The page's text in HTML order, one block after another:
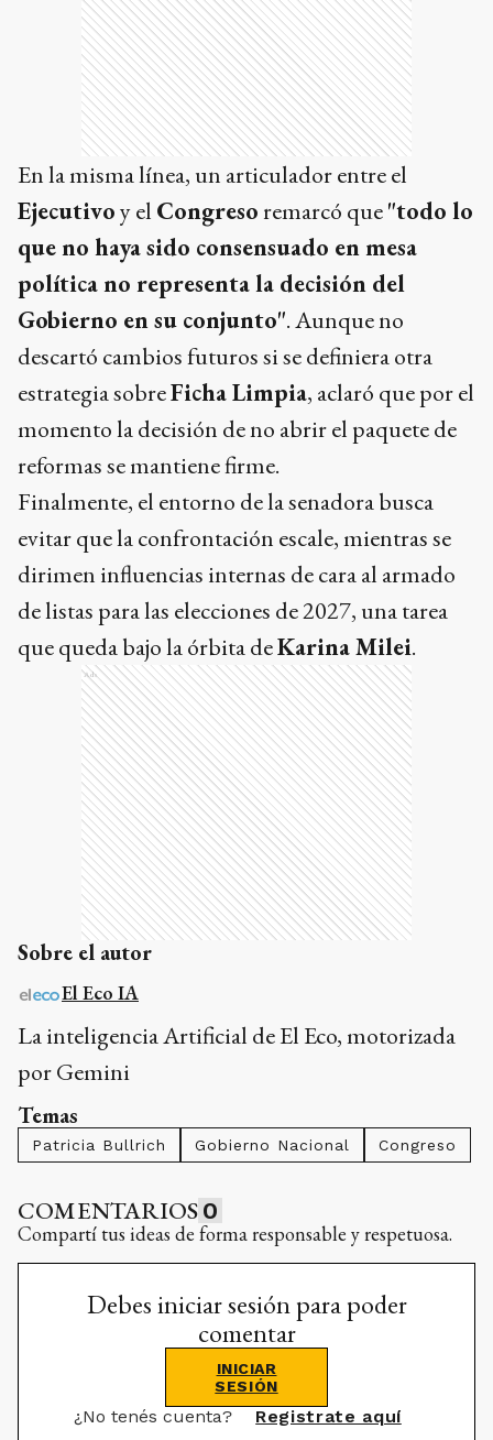
En la misma línea, un articulador entre el
Ejecutivoy el Congresoremarcó que"todo lo
que no haya sido consensuado en mesa
política no representa la decisión del
Gobierno en su conjunto". Aunque no
descartó cambios futuros si se definiera otra
estrategia sobreFicha Limpia, aclaró que por el
momento la decisión de no abrir el paquete de
reformas se mantiene firme.
Finalmente, el entorno de la senadora busca
evitar que la confrontación escale, mientras se
dirimen influencias internas de cara al armado
de listas para las elecciones de 2027, una tarea
que queda bajo la órbita deKarina Milei.
Ads
Sobre el autor
El Eco IA
La inteligencia Artificial de El Eco, motorizada
por Gemini
Temas
Patricia Bullrich Gobierno Nacional Congreso
COMENTARIOS 0
Compartí tus ideas de forma responsable y respetuosa.
Debes iniciar sesión para poder
comentar
INICIAR
SESIÓN
¿No tenés cuenta? Registrate aquí